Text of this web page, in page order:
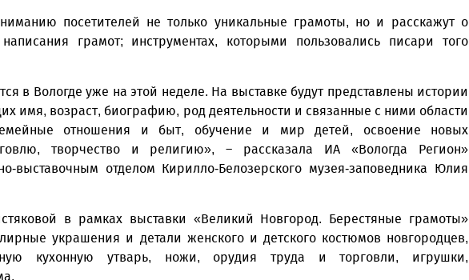
посетителей не только уникальные грамоты, но и расскажут о
грамот; инструментах, которыми пользовались писари того
в Вологде уже на этой неделе. На выставке будут представлены истории
имя, возраст, биографию, род деятельности и связанные с ними области
отношения и быт, обучение и мир детей, освоение новых
творчество и религию», – рассказала ИА «Вологда Регион»
выставочным отделом Кирилло-Белозерского музея-заповедника Юлия
в рамках выставки «Великий Новгород. Берестяные грамоты»
украшения и детали женского и детского костюмов новгородцев,
кухонную утварь, ножи, орудия труда и торговли, игрушки,